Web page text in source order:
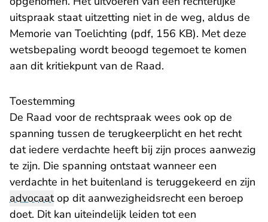
uitspraak staat uitzetting niet in de weg, aldus de
Memorie van Toelichting (pdf, 156 KB). Met deze
wetsbepaling wordt beoogd tegemoet te komen
aan dit kritiekpunt van de Raad.
​Toestemming
De Raad voor de rechtspraak wees ook op de
spanning tussen de terugkeerplicht en het recht
dat iedere verdachte heeft bij zijn proces aanwezig
te zijn. Die spanning ontstaat wanneer een
verdachte in het buitenland is teruggekeerd en zijn
advocaatop dit aanwezigheidsrecht een beroep
doet. Dit kan uiteindelijk leiden tot een